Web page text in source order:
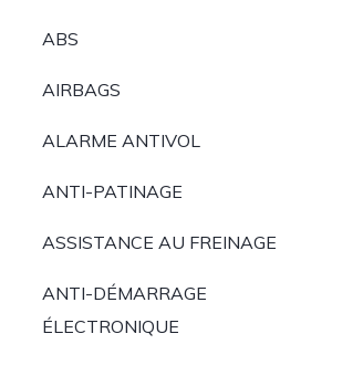
ABS
AIRBAGS
ALARME ANTIVOL
ANTI-PATINAGE
ASSISTANCE AU FREINAGE
ANTI-DÉMARRAGE
ÉLECTRONIQUE